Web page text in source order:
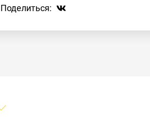
Поделиться: